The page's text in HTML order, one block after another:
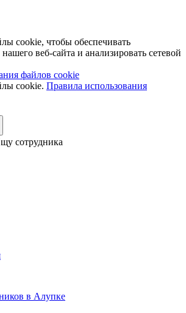
cookie, чтобы обеспечивать
веб-сайта и анализировать сетевой
файлов cookie
cookie. Правила использования
сотрудника
в Алупке